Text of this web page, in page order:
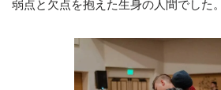
弱点と欠点を抱えた生身の人間でした。